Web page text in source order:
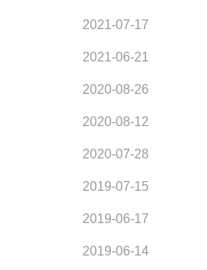
2021-07-17
2021-06-21
2020-08-26
2020-08-12
2020-07-28
2019-07-15
2019-06-17
2019-06-14